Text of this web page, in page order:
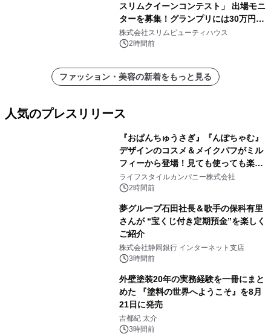
スリムクイーンコンテスト」 出場モニ
ターを募集！グランプリには30万円相
当の商品を贈呈
株式会社スリムビューティハウス
2時間前
ファッション・美容の新着をもっと見る
人気のプレスリリース
『おぱんちゅうさぎ』『んぽちゃむ』
デザインのコスメ＆メイクパフがミル
フィーから登場！見ても使っても楽し
い、ポップでキュートなコレクショ
ン。
ライフスタイルカンパニー株式会社
2時間前
夢グループ石田社長＆歌手の保科有里
さんが “宝くじ付き定期預金”を楽しく
ご紹介
株式会社静岡銀行 インターネット支店
3時間前
外壁塗装20年の実務経験を一冊にまと
めた 『塗料の世界へようこそ』を8月
21日に発売
吉都紀 太介
3時間前